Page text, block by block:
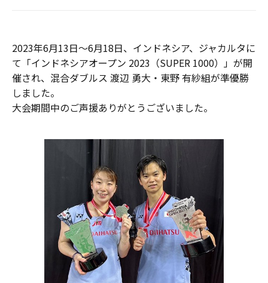
2023年6月13日～6月18日、インドネシア、ジャカルタに
て「インドネシアオープン 2023（SUPER 1000）」が開
催され、混合ダブルス 渡辺 勇大・東野 有紗組が準優勝
しました。
大会期間中のご声援ありがとうございました。